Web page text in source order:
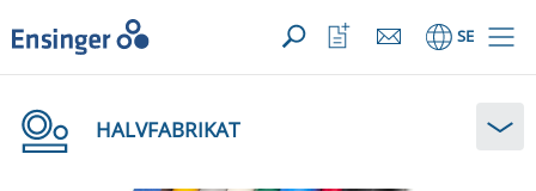
DIN FÖRFRÅGAN ({{productCount}} Products)Öppna
Hem SE
Öppna
favoriter
HALVFABRIKAT